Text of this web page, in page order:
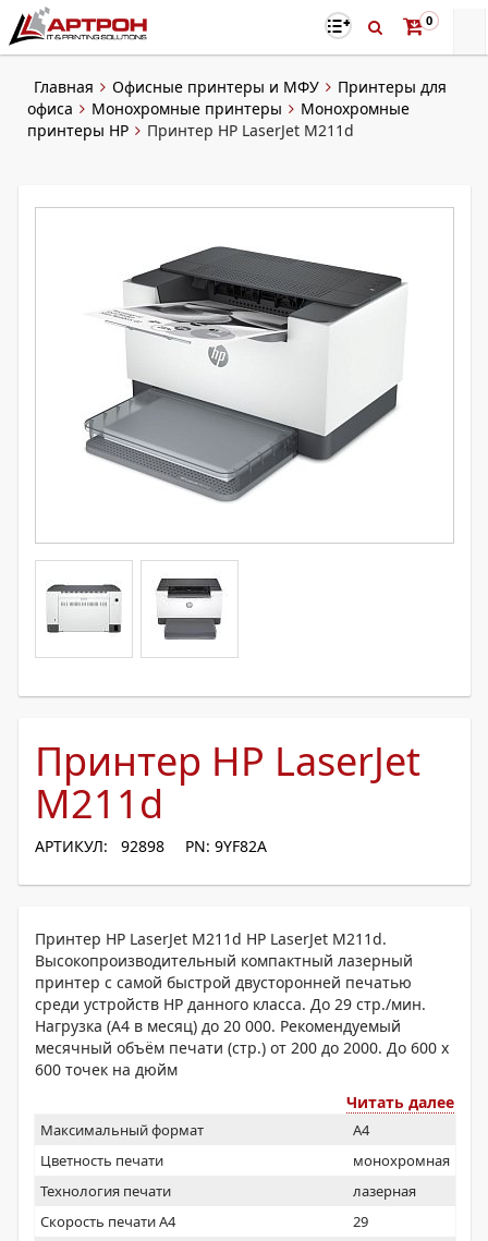
0
Главная Офисные принтеры и МФУ
Принтеры для
офиса
Монохромные принтеры
Монохромные
принтеры HP
Принтер HP LaserJet M211d
Принтер HP LaserJet
M211d
АРТИКУЛ: 92898 PN: 9YF82A
Принтер HP LaserJet M211d HP LaserJet M211d.
Высокопроизводительный компактный лазерный
принтер с самой быстрой двусторонней печатью
среди устройств HP данного класса. До 29 стр./мин.
Нагрузка (А4 в месяц) до 20 000. Рекомендуемый
месячный объём печати (стр.) от 200 до 2000. До 600 х
600 точек на дюйм
Читать далее
Максимальный формат
A4
Цветность печати
монохромная
Технология печати
лазерная
Скорость печати А4
29